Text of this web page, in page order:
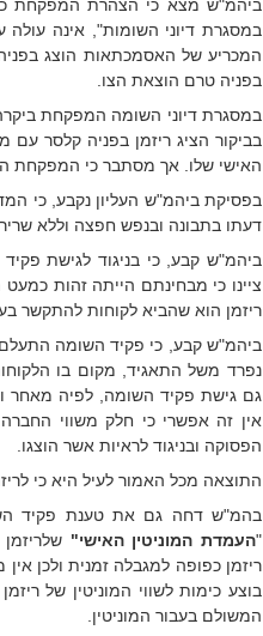
ביהמ"ש מצא כי הצהרת המפקחת כי
במסגרת דיוני השומות", אינה
המכריע של האסמכתאות הוצג
בפניה טרם הוצאת הצו.
במסגרת דיוני השומה המפקחת
בביקור הציג ריזמן בפניה קלסר
האישי שלו. אך מסתבר כי המפקחת
בפסיקת ביהמ"ש העליון נקבע, כי
דעתו בתבונה ובנפש חפצה וללא
ביהמ"ש קבע, כי בניגוד לגישת
ציינו כי מבחינתם הייתה זהות כמעט
ריזמן הוא שהביא לקוחות להתקשר
ביהמ"ש קבע, כי פקיד השומה התעלם
נפרד משל התאגיד, מקום בו
גם גישת פקיד השומה, לפיה מאחר
אין זה אפשרי כי חלק משווי
הפסוקה ובניגוד לראיות אשר הוצגו.
התוצאה מכל האמור לעיל היא כי
בהמ"ש דחה גם את טענת פקיד
"העמדת המוניטין האישי" של
ריזמן כפופה למגבלה זמנית ולכן אין
בוצע כימות לשווי המוניטין של
המשולם בעבור המוניטין.